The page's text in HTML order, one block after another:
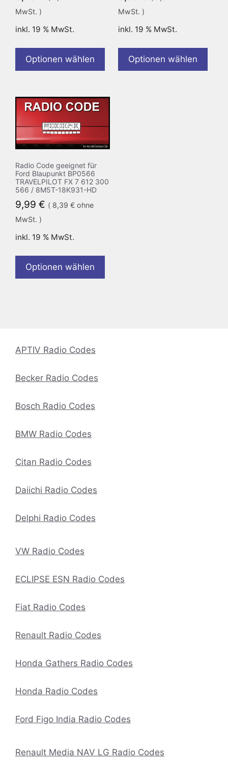
MwSt. )
inkl. 19 % MwSt.
Optionen wählen
MwSt. )
inkl. 19 % MwSt.
Optionen wählen
Radio Code geeignet für
Ford Blaupunkt BP0566
TRAVELPILOT FX 7 612 300
566 / 8M5T-18K931-HD
9,99 € ( 8,39 € ohne
MwSt. )
inkl. 19 % MwSt.
Optionen wählen
APTIV Radio Codes
Becker Radio Codes
Bosch Radio Codes
BMW Radio Codes
Citan Radio Codes
Daiichi Radio Codes
Delphi Radio Codes
VW Radio Codes
ECLIPSE ESN Radio Codes
Fiat Radio Codes
Renault Radio Codes
Honda Gathers Radio Codes
Honda Radio Codes
Ford Figo India Radio Codes
Renault Media NAV LG Radio Codes